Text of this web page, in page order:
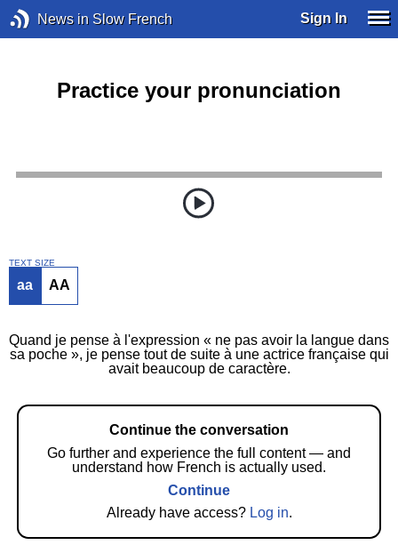
News in Slow French Sign In
Practice your pronunciation
TEXT SIZE
aa AA
Quand je pense à l'expression « ne pas avoir la langue dans
sa poche », je pense tout de suite à une actrice française qui
avait beaucoup de caractère.
Continue the conversation
Go further and experience the full content — and
understand how French is actually used.
Continue
Already have access? Log in.